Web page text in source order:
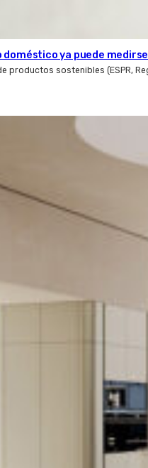
doméstico ya puede
productos sostenibles (ESPR,